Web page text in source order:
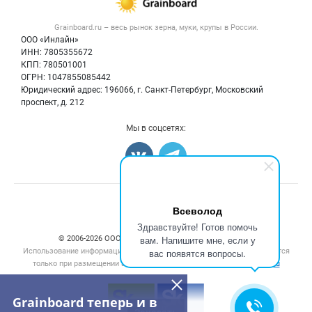
Всеволод
Здравствуйте! Готов помочь
вам. Напишите мне, если у
вас появятся вопросы.
Grainboard теперь и в
Grainboard.ru – весь рынок зерна, муки, крупы в России.
ООО «Инлайн»
ИНН: 7805355672
КПП: 780501001
ОГРН: 1047855085442
Юридический адрес: 196066, г. Санкт-Петербург, Московский
проспект, д. 212
Контактная информация
Политика обработки персональных данных
Новости рынка
Крупы
Мука
Мы в соцсетях:
Счетчики, авторское право, логотипы
© 2006‑2026 ООО “Инлайн”. 12+ Все права защищены.
Использование информации, размещенной на данном сайте, допускается
только при размещении активной гиперссылки на сайт
grainboard.ru